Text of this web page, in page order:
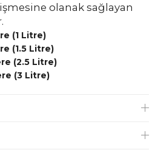
olanak sağlayan
(1 Litre)
(1.5 Litre)
(2.5 Litre)
(3 Litre)